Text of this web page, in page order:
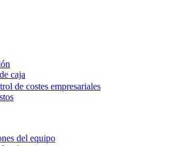
caja
de costes empresariales
del equipo